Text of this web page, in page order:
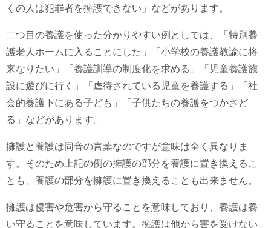
くの人は犯罪者を擁護できない」などがあります。
二つ目の養護を使った分かりやすい例としては、「特別養
護老人ホームに入ることにした」「小学校の養護教諭に将
来なりたい」「養護訓導の制度化を求める」「児童養護施
設に遊びに行く」「虐待されている児童を養護する」「社
会的養護下にある子ども」「子供たちの養護をつかさど
る」などがあります。
擁護と養護は同音の言葉なのですが意味は全く異なりま
す。そのため上記の例の擁護の部分を養護に置き換えるこ
とも、養護の部分を擁護に置き換えることも出来ません。
擁護は侵害や危害から守ることを意味しており、養護は養
い守ることを意味しています。擁護は他から害を受けない